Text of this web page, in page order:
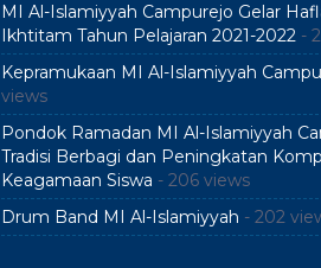
MI Al-Islamiyyah Campurejo Gelar
Ikhtitam Tahun Pelajaran 2021-2022-
Kepramukaan MI Al-Islamiyyah
views
Pondok Ramadan MI Al-Islamiyyah
Tradisi Berbagi dan Peningkatan
Keagamaan Siswa - 206 views
Drum Band MI Al-Islamiyyah - 202